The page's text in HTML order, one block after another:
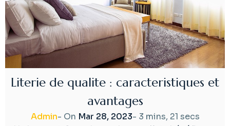
Literie de qualite : caracteristiques et
avantages
Admin- On Mar 28, 2023- 3 mins, 21 secs